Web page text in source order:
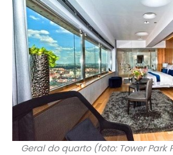
Geral do quarto (foto: Tower